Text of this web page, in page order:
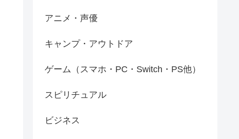
アニメ・声優
キャンプ・アウトドア
ゲーム（スマホ・PC・Switch・PS他）
スピリチュアル
ビジネス